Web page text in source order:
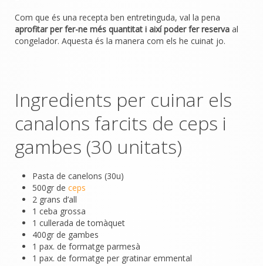
Com que és una recepta ben entretinguda, val la pena
aprofitar per fer-ne més quantitat i així poder fer reserva al
congelador. Aquesta és la manera com els he cuinat jo.
Ingredients per cuinar els
canalons farcits de ceps i
gambes (30 unitats)
Pasta de canelons (30u)
500gr de ceps
2 grans d’all
1 ceba grossa
1 cullerada de tomàquet
400gr de gambes
1 pax. de formatge parmesà
1 pax. de formatge per gratinar emmental